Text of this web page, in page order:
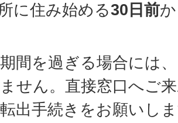
に住み始める30日前
間を過ぎる場合には
せん。直接窓口へご
出手続きをお願いし